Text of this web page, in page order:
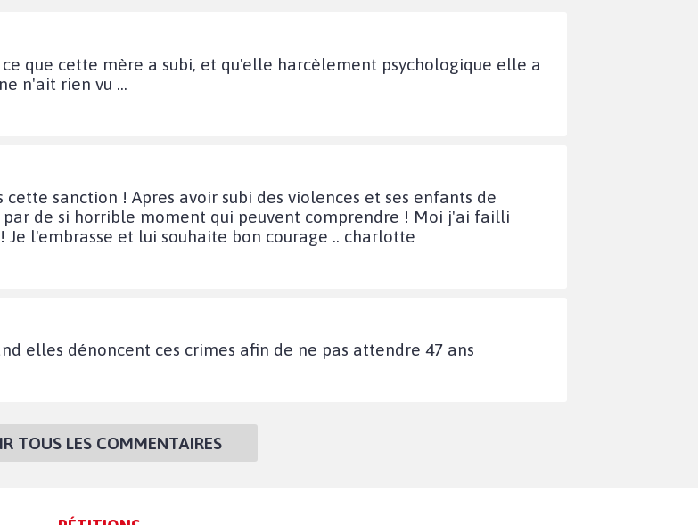
que cette mère a subi, et qu'elle harcèlement psychologique elle a
n'ait rien vu ...
sanction ! Apres avoir subi des violences et ses enfants de
par de si horrible moment qui peuvent comprendre ! Moi j'ai failli
l'embrasse et lui souhaite bon courage .. charlotte
elles dénoncent ces crimes afin de ne pas attendre 47 ans
TOUS LES COMMENTAIRES